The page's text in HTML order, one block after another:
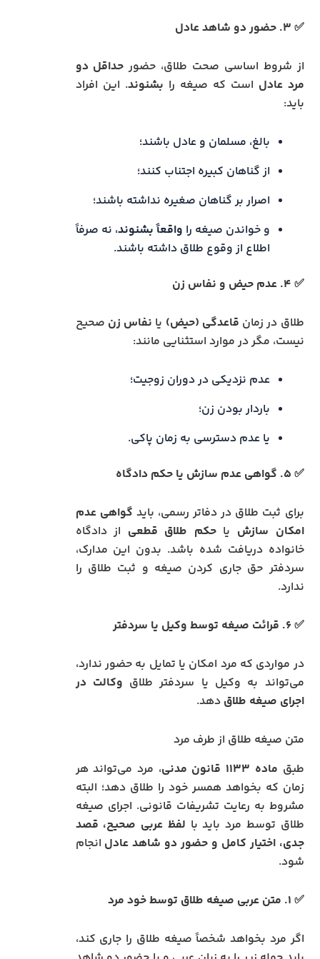
✅ ۳. حضور دو شاهد عادل
از شروط اساسی صحت طلاق، حضور حداقل دو
مرد عادل است که صیغه را بشنوند. این افراد
باید:
بالغ، مسلمان و عادل باشند؛
از گناهان کبیره اجتناب کنند؛
اصرار بر گناهان صغیره نداشته باشند؛
و خواندن صیغه را واقعاً بشنوند، نه صرفاً
اطلاع از وقوع طلاق داشته باشند.
✅ ۴. عدم حیض و نفاس زن
طلاق در زمان قاعدگی (حیض) یا نفاس زن صحیح
نیست، مگر در موارد استثنایی مانند:
عدم نزدیکی در دوران زوجیت؛
باردار بودن زن؛
یا عدم دسترسی به زمان پاکی.
✅ ۵. گواهی عدم سازش یا حکم دادگاه
برای ثبت طلاق در دفاتر رسمی، باید گواهی عدم
امکان سازش یاحکم طلاق قطعی از دادگاه
خانواده دریافت شده باشد. بدون این مدارک،
سردفتر حق جاری کردن صیغه و ثبت طلاق را
ندارد.
✅ ۶. قرائت صیغه توسط وکیل یا سردفتر
در مواردی که مرد امکان یا تمایل به حضور ندارد،
می‌تواند به وکیل یا سردفتر طلاق وکالت در
اجرای صیغه طلاق دهد.
متن صیغه طلاق از طرف مرد
طبق ماده ۱۱۳۳ قانون مدنی
، مرد می‌تواند هر
زمان که بخواهد همسر خود را طلاق دهد؛ البته
مشروط به رعایت تشریفات قانونی. اجرای صیغه
طلاق توسط مرد باید با لفظ عربی صحیح، قصد
جدی، اختیار کامل و حضور دو شاهد عادل انجام
شود.
✅ ۱. متن عربی صیغه طلاق توسط خود مرد
اگر مرد بخواهد شخصاً صیغه طلاق را جاری کند،